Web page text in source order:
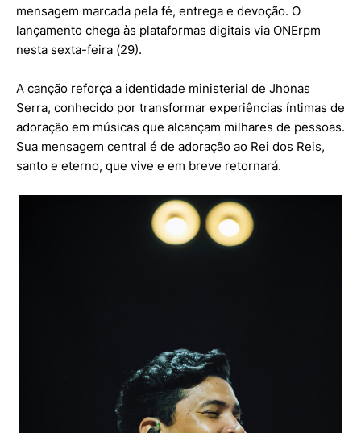
mensagem marcada pela fé, entrega e devoção. O
lançamento chega às plataformas digitais via ONErpm
nesta sexta-feira (29).
A canção reforça a identidade ministerial de Jhonas
Serra, conhecido por transformar experiências íntimas de
adoração em músicas que alcançam milhares de pessoas.
Sua mensagem central é de adoração ao Rei dos Reis,
santo e eterno, que vive e em breve retornará.